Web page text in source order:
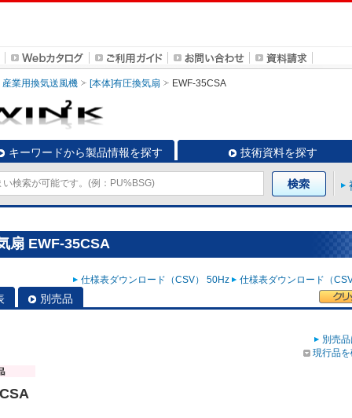
産業用換気送風機 [本体]有圧換気扇 EWF-35CSA
キーワードから製品情報を探す 技術資料を探す
扇 EWF-35CSA
仕様表ダウンロード（CSV） 50Hz 仕様表ダウンロード（
別売品
別売
現行品